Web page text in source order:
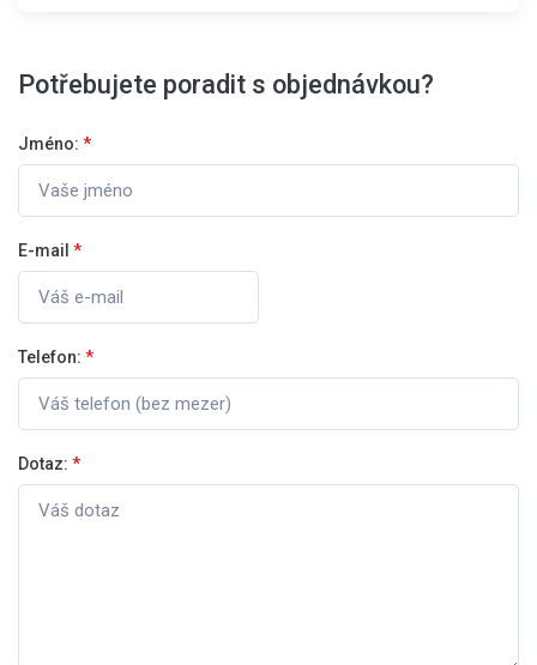
Potřebujete poradit s objednávkou?
Jméno: *
E-mail *
Telefon: *
Dotaz: *